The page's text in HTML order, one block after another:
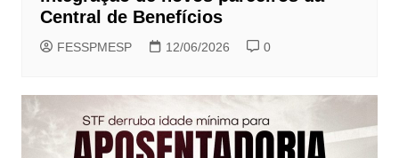
Central de Benefícios
FESSPMESP 12/06/2026 0